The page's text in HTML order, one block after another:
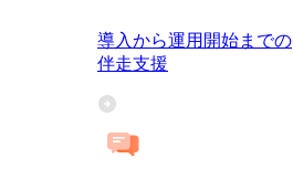
導入から運用開始までの
伴走支援